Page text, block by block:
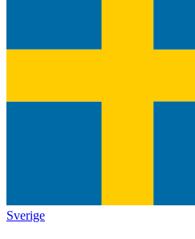
Sverige